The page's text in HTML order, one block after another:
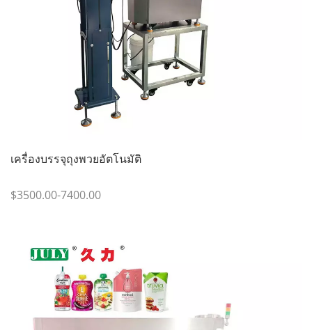
เครื่องบรรจุถุงพวยอัตโนมัติ
$3500.00-7400.00